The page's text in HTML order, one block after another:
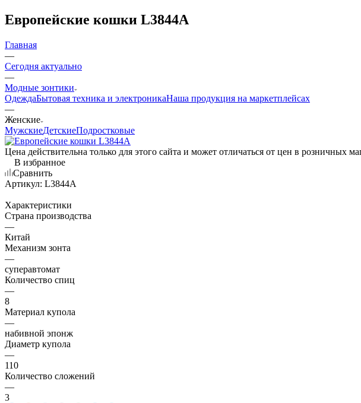
Европейские кошки L3844A
Главная
—
Сегодня актуально
—
Модные зонтики
ОдеждаБытовая техника и электроникаНаша продукция на маркетплейсах
—
Женские
МужскиеДетскиеПодростковые
Цена действительна только для этого сайта и может отличаться от цен в розничных
В избранное
Сравнить
Артикул: L3844A
Характеристики
Страна производства
—
Китай
Механизм зонта
—
суперавтомат
Количество спиц
—
8
Материал купола
—
набивной эпонж
Диаметр купола
—
110
Количество сложений
—
3